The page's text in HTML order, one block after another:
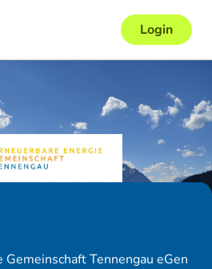
Login
Gemeinschaft Tennengau eGen